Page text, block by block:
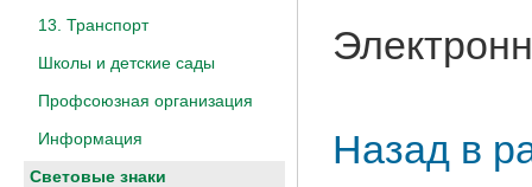
13. Транспорт
Школы и детские сады
Профсоюзная организация
Информация
Световые знаки
Назад в